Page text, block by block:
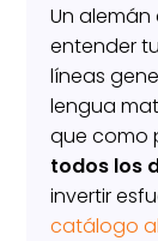
Un
entender
líneas
lengua
que como
todos los
invertir
catálogo